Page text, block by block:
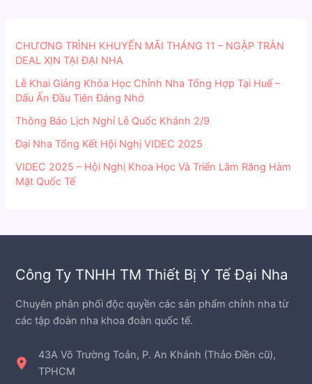
CHƯƠNG TRÌNH KHUYẾN MÃI THÁNG 11 – NGẬP TRÀN
DEAL XỊN TẠI ĐẠI NHA
Lễ Khai Giảng Khóa Học Chỉnh Nha Tổng Hợp Tại Huế –
Dấu Ấn Đầu Tiên Đáng Nhớ
Thông Báo Lịch Nghỉ Lễ Quốc Khánh 2/9
Đại Nha Tổng Kết Hội Nghị VIDEC 2025
VIDEC 2025 – Hội Nghị Khoa Học Và Triển Lãm Răng Hàm
Mặt Quốc Tế
Công Ty TNHH TM Thiết Bị Y Tế Đại Nha
Chuyên phân phối độc quyền các sản phẩm chỉnh nha từ
các tập đoàn nha khoa đoàn quốc tế.
43A Võ Trường Toản, P. An Khánh (Thảo Điền cũ),
TPHCM